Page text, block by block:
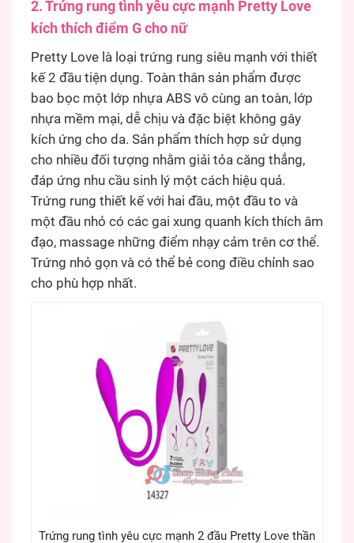
2. Trứng rung tình yêu cực mạnh Pretty Love
kích thích điểm G cho nữ
Pretty Love là loại trứng rung siêu mạnh với thiết
kế 2 đầu tiện dụng. Toàn thân sản phẩm được
bao bọc một lớp nhựa ABS vô cùng an toàn, lớp
nhựa mềm mại, dễ chịu và đặc biệt không gây
kích ứng cho da. Sản phẩm thích hợp sử dụng
cho nhiều đối tượng nhằm giải tỏa căng thẳng,
đáp ứng nhu cầu sinh lý một cách hiệu quả.
Trứng rung thiết kế với hai đầu, một đầu to và
một đầu nhỏ có các gai xung quanh kích thích âm
đạo, massage những điểm nhạy cảm trên cơ thể.
Trứng nhỏ gọn và có thể bẻ cong điều chỉnh sao
cho phù hợp nhất.
Trứng rung tình yêu cực mạnh 2 đầu Pretty Love thần